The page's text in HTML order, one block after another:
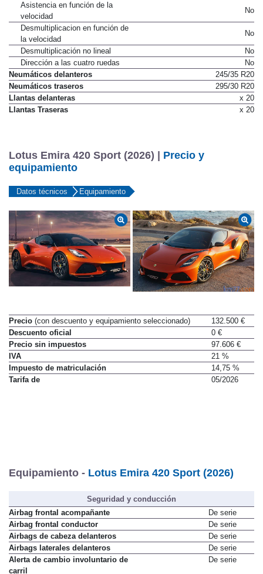
Asistencia en función de la
velocidad
No
Desmultiplicacion en función de
la velocidad
No
Desmultiplicación no lineal
No
Dirección a las cuatro ruedas
No
Neumáticos delanteros
245/35 R20
Neumáticos traseros
295/30 R20
Llantas delanteras
x 20
Llantas Traseras
x 20
Lotus Emira 420 Sport (2026) | Precio y
equipamiento
Datos técnicos Equipamiento
Precio (con descuento y equipamiento seleccionado)
132.500 €
Descuento oficial
0 €
Precio sin impuestos
97.606 €
IVA
21 %
Impuesto de matriculación
14,75 %
Tarifa de
05/2026
Equipamiento - Lotus Emira 420 Sport (2026)
Seguridad y conducción
Airbag frontal acompañante
De serie
Airbag frontal conductor
De serie
Airbags de cabeza delanteros
De serie
Airbags laterales delanteros
De serie
Alerta de cambio involuntario de
carril
De serie